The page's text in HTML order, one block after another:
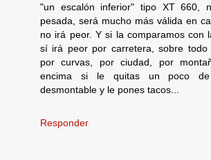
"un escalón inferior" tipo XT 660,
pesada, será mucho más válida en
no irá peor. Y si la comparamos con
sí irá peor por carretera, sobre todo
por curvas, por ciudad, por
encima si le quitas un poco
desmontable y le pones tacos...
Responder